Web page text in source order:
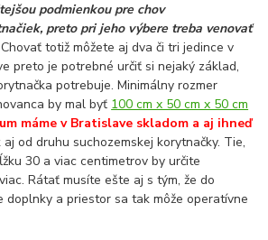
podmienkou pre chov
preto pri jeho výbere treba venovať
totiž môžete aj dva či tri jedince v
preto je potrebné určiť si nejaký základ,
potrebuje. Minimálny rozmer
by mal byť 100 cm x 50 cm x 50 cm
máme v Bratislave skladom a aj ihneď
aj od druhu suchozemskej korytnačky. Tie,
30 a viac centimetrov by určite
Rátať musíte ešte aj s tým, že do
doplnky a priestor sa tak môže operatívne